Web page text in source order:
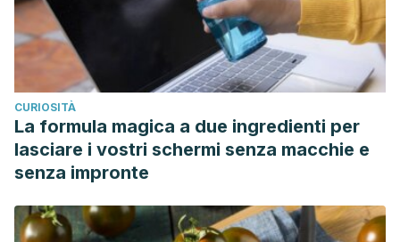
CURIOSITÀ
La formula magica a due ingredienti per
lasciare i vostri schermi senza macchie e
senza impronte